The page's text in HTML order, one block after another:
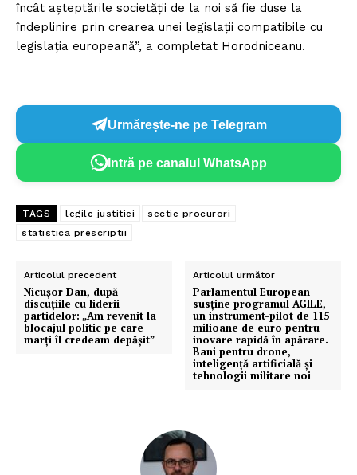
încât așteptările societății de la noi să fie duse la
îndeplinire prin crearea unei legislații compatibile cu
legislația europeană”, a completat Horodniceanu.
Urmărește-ne pe Telegram
Intră pe canalul WhatsApp
TAGS legile justitiei
sectie procurori
statistica prescriptii
Articolul precedent
​Nicușor Dan, după
discuțiile cu liderii
partidelor: „Am revenit la
blocajul politic pe care
marți îl credeam depășit”
Articolul următor
​Parlamentul European
susține programul AGILE,
un instrument-pilot de 115
milioane de euro pentru
inovare rapidă în apărare.
Bani pentru drone,
inteligență artificială și
tehnologii militare noi